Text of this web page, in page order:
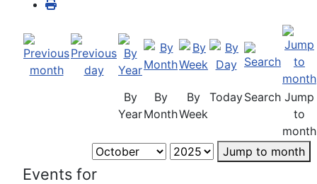
By
Year
By
Month
By
Week
TodaySearch Jump
to
month
Jump to month
Events for